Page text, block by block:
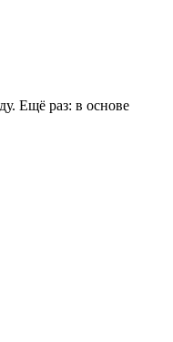
Ещё раз: в основе